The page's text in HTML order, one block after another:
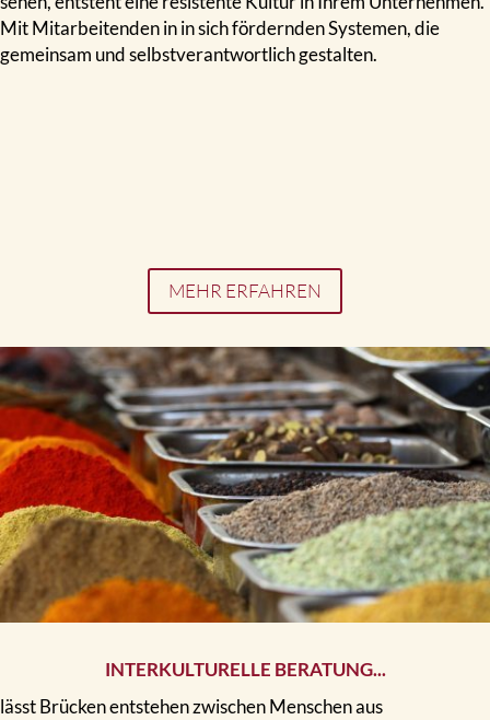
Mit Mitarbeitenden in in sich fördernden Systemen, die
gemeinsam und selbstverantwortlich gestalten.
MEHR ERFAHREN
INTERKULTURELLE BERATUNG...
lässt Brücken entstehen zwischen Menschen aus